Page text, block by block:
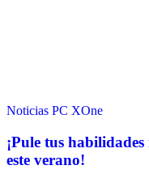
Noticias PC XOne
¡Pule tus
este verano!